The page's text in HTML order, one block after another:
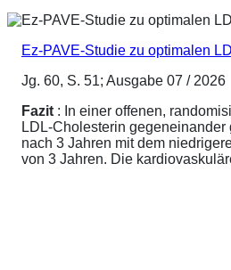
Ez-PAVE-Studie zu optimalen
Jg. 60, S. 51; Ausgabe 07 / 2026
Fazit : In einer offenen,
LDL-Cholesterin
nach 3 Jahren mit dem
von 3 Jahren. Die